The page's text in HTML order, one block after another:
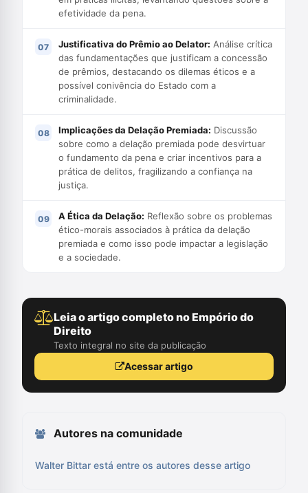
efetividade da pena.
Justificativa do Prêmio ao Delator: Análise crítica
das fundamentações que justificam a concessão
de prêmios, destacando os dilemas éticos e a
possível conivência do Estado com a
criminalidade.
Implicações da Delação Premiada: Discussão
sobre como a delação premiada pode desvirtuar
o fundamento da pena e criar incentivos para a
prática de delitos, fragilizando a confiança na
justiça.
A Ética da Delação: Reflexão sobre os problemas
ético-morais associados à prática da delação
premiada e como isso pode impactar a legislação
e a sociedade.
Leia o artigo completo no Empório do
Direito
Texto integral no site da publicação
Acessar artigo
Autores na comunidade
Walter Bittar está entre os autores desse artigo